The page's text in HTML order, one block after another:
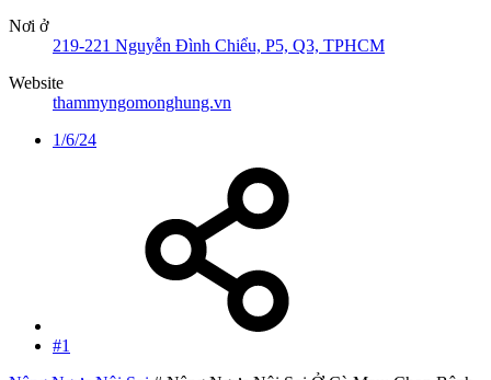
Nơi ở
219-221 Nguyễn Đình Chiểu, P5, Q3, TPHCM
Website
thammyngomonghung.vn
1/6/24
#1